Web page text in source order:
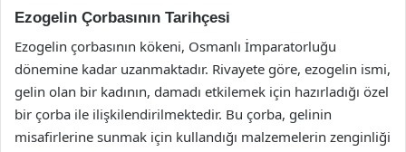
Ezogelin Çorbasının Tarihçesi
Ezogelin çorbasının kökeni, Osmanlı İmparatorluğu
dönemine kadar uzanmaktadır. Rivayete göre, ezogelin ismi,
gelin olan bir kadının, damadı etkilemek için hazırladığı özel
bir çorba ile ilişkilendirilmektedir. Bu çorba, gelinin
misafirlerine sunmak için kullandığı malzemelerin zenginliği